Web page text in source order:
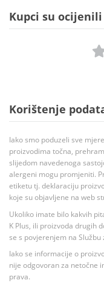
Kupci su ocijenili
Korištenje
Iako smo poduzeli sve
proizvodima točna,
slijedom navedenoga
alergeni mogu promjeniti.
etiketu tj. deklaraciju
koje su objavljene na web
Ukoliko imate bilo kakvih
K Plus, ili proizvoda drugih
se s povjerenjem na Službu
Iako se informacije o
nije odgovoran za netočne
prava.